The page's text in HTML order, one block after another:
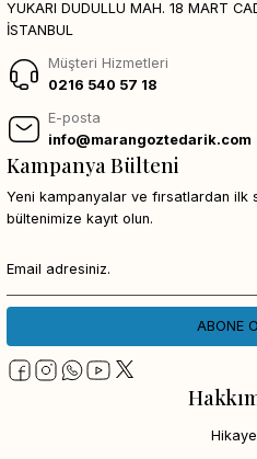
YUKARI DUDULLU MAH. 18 MART
İSTANBUL
Müşteri Hizmetleri
0216 540 57 18
E-posta
info@marangoztedarik.com
Kampanya Bülteni
Yeni kampanyalar ve fırsatlardan ilk
bültenimize kayıt olun.
ABONE